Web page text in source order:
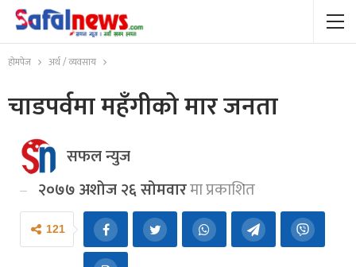
होमपेज अर्थ / व्यवसाय
चाडपर्वमा महँगीको मार जनता
सफल न्युज
२०७७ अशोज २६ सोमवारमा प्रकाशित
121